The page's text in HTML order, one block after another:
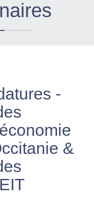
-
&